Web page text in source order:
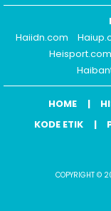
Haiidn.com
Heisport.com
HOME
KODE ETIK
COPYRIGHT ©